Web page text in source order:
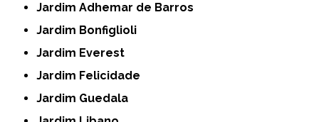
Jardim Adhemar de Barros
Jardim Bonfiglioli
Jardim Everest
Jardim Felicidade
Jardim Guedala